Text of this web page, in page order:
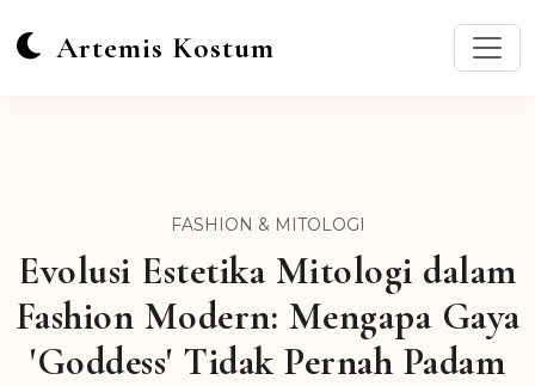
Artemis Kostum
FASHION & MITOLOGI
Evolusi Estetika Mitologi dalam
Fashion Modern: Mengapa Gaya
'Goddess' Tidak Pernah Padam